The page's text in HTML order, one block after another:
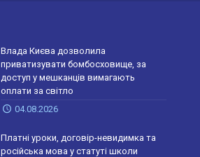
Влада Києва дозволила
приватизувати бомбосховище, за
доступ у мешканців вимагають
оплати за світло
04.08.2026
Платні уроки, договір-невидимка та
російська мова у статуті школи